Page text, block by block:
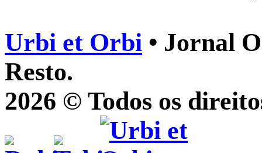
Urbi et Orbi • Jornal
Resto.
2026 © Todos os